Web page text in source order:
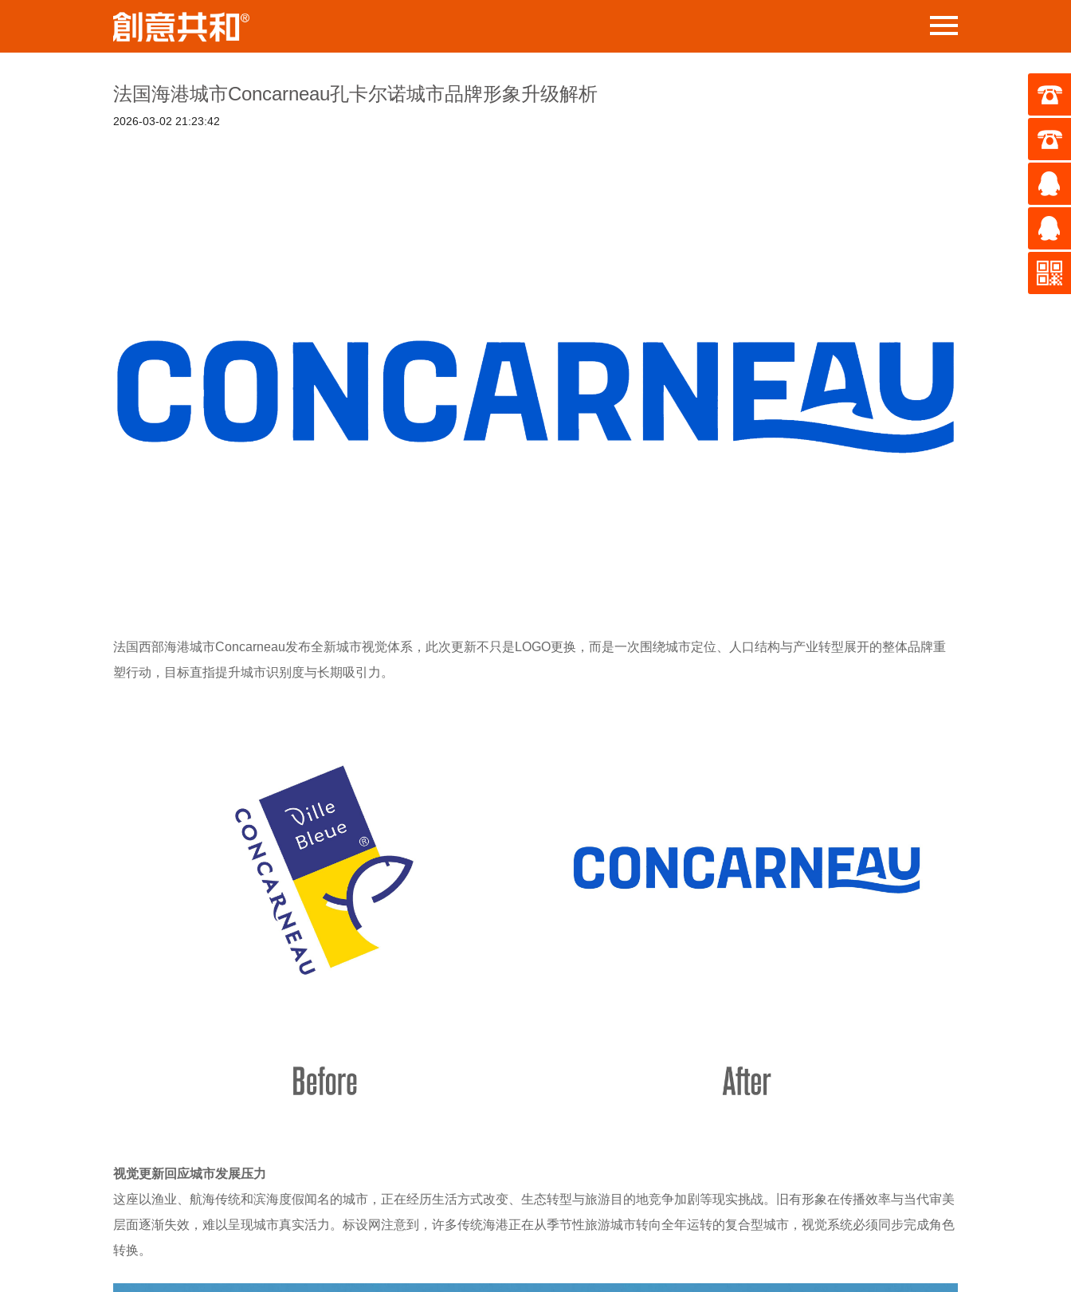
法国海港城市Concarneau孔卡尔诺城市品牌形象升级解析
2026-03-02 21:23:42
法国西部海港城市Concarneau发布全新城市视觉体系，此次更新不只是 LOGO更换，而是一次围绕城市定位、人口结构与产业转型展开的整体品牌重
塑行动，目标直指提升城市识别度与长期吸引力。
视觉更新回应城市发展压力
这座以渔业、航海传统和滨海度假闻名的城市，正在经历生活方式改变、生态转型与旅游目的地竞争加剧等现实挑战。旧有形象在传播效率与当代审美
层面逐渐失效，难以呈现城市真实活力。标设网注意到，许多传统海港正在从季节性旅游城市转向全年运转的复合型城市，视觉系统必须同步完成角色
转换。